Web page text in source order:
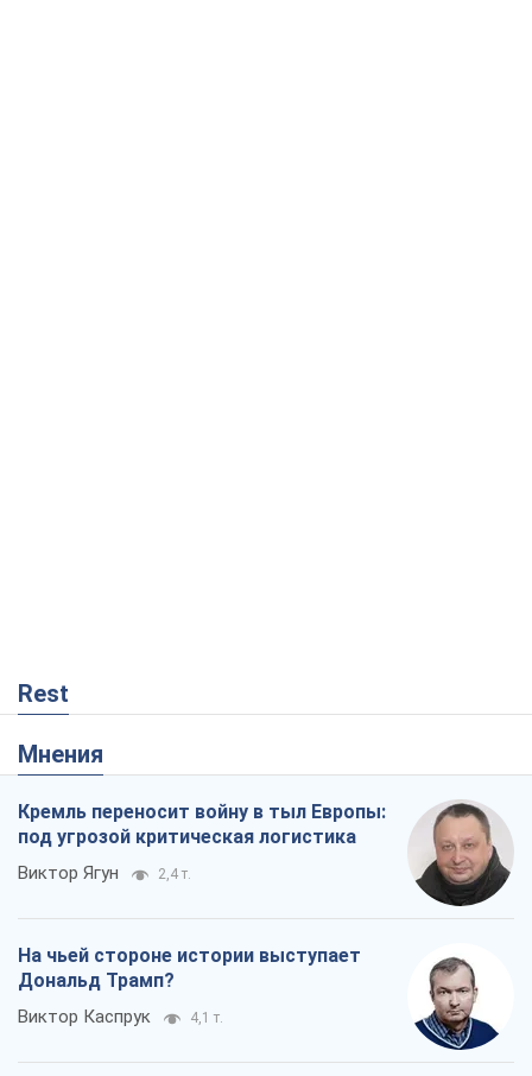
Rest
Мнения
Кремль переносит войну в тыл Европы:
под угрозой критическая логистика
Виктор Ягун 2,4 т.
На чьей стороне истории выступает
Дональд Трамп?
Виктор Каспрук 4,1 т.